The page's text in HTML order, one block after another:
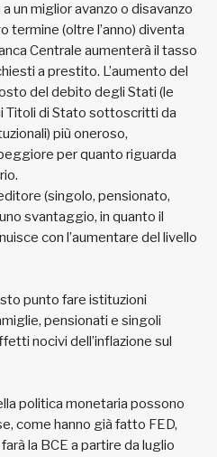
un miglior avanzo o disavanzo
termine (oltre l’anno) diventa
Centrale aumenterà il tasso
a prestito. L’aumento del
del debito degli Stati (le
Titoli di Stato sottoscritti da
più oneroso,
per quanto riguarda
(singolo, pensionato,
svantaggio, in quanto il
con l’aumentare del livello
punto fare istituzioni
pensionati e singoli
nocivi dell’inflazione sul
politica monetaria possono
come hanno già fatto FED,
la BCE a partire da luglio